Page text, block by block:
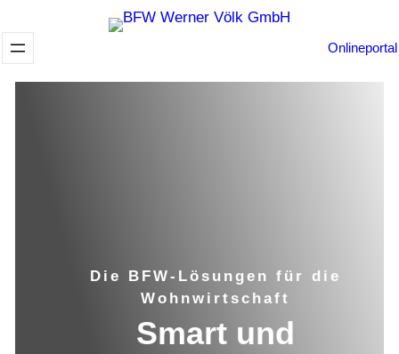
Inhalt
springen
Onlineportal
Die BFW-Lösungen für die
Wohnwirtschaft
Smart und